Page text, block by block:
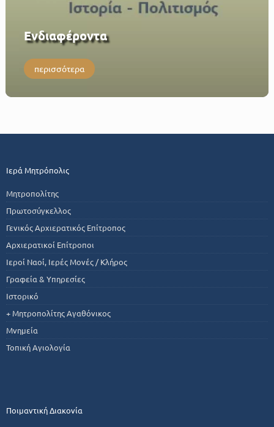
Eνδιαφέροντα
περισσότερα
Ιερά Μητρόπολις
Μητροπολίτης
Πρωτοσύγκελλος
Γενικός Αρχιερατικός Επίτροπος
Αρχιερατικοί Επίτροποι
Ιεροί Ναοί, Ιερές Μονές / Κλήρος
Γραφεία & Υπηρεσίες
Ιστορικό
+ Μητροπολίτης Αγαθόνικος
Μνημεία
Τοπική Αγιολογία
Ποιμαντική Διακονία